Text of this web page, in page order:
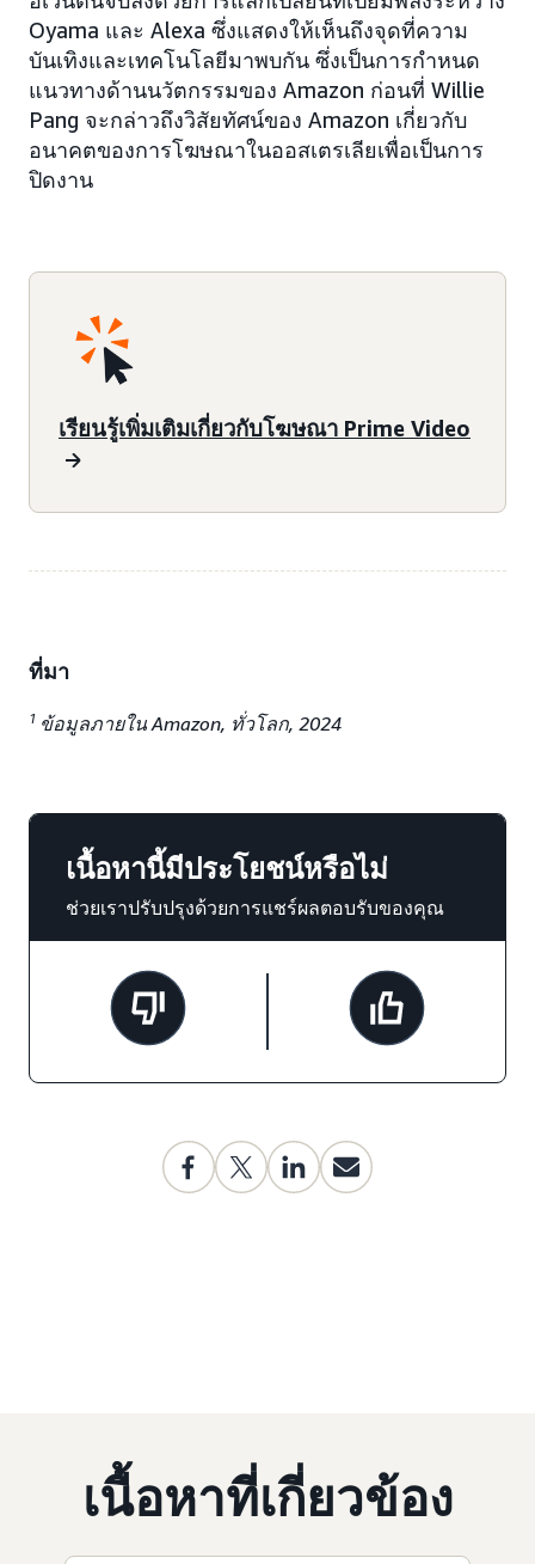
Oyama และ Alexa ซึ่งแสดงให้เห็นถึงจุดที่ความ
บันเทิงและเทคโนโลยีมาพบกัน ซึ่งเป็นการกำหนด
แนวทางด้านนวัตกรรมของ Amazon ก่อนที่ Willie
Pang จะกล่าวถึงวิสัยทัศน์ของ Amazon เกี่ยวกับ
อนาคตของการโฆษณาในออสเตรเลียเพื่อเป็นการ
ปิดงาน
เรียนรู้เพิ่มเติมเกี่ยวกับโฆษณา Prime Video
ที่มา
1 ข้อมูลภายใน Amazon, ทั่วโลก, 2024
เนื้อหานี้มีประโยชน์หรือไม่
ช่วยเราปรับปรุงด้วยการแชร์ผลตอบรับของคุณ
เนื้อหาที่เกี่ยวข้อง